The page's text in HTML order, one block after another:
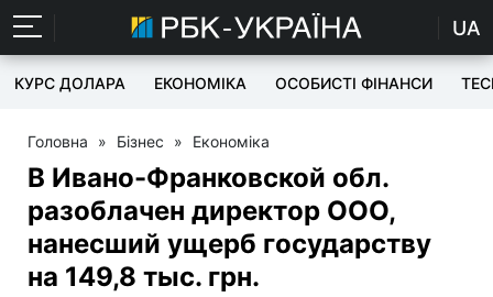
UA
КУРС ДОЛАРА ЕКОНОМІКА ОСОБИСТІ ФІНАНСИ
Головна » Бізнес » Економіка
В Ивано-Франковской обл.
разоблачен директор ООО,
нанесший ущерб государству
на 149,8 тыс. грн.